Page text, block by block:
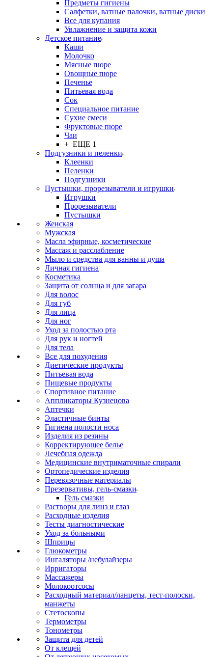
Предметы гигиены
Салфетки, ватные палочки, ватные диски
Все для купания
Увлажнение и защита кожи
Детское питание
Каши
Молочко
Мясные пюре
Овощные пюре
Печенье
Питьевая вода
Сок
Специальное питание
Сухие смеси
Фруктовые пюре
Чаи
+ ЕЩЕ 1
Подгузники и пеленки
Клеенки
Пеленки
Подгузники
Пустышки, прорезыватели и игрушки
Игрушки
Прорезыватели
Пустышки
Женская
Мужская
Масла эфирные, косметические
Массаж и расслабление
Мыло и средства для ванны и душа
Личная гигиена
Косметика
Защита от солнца и для загара
Для волос
Для губ
Для лица
Для ног
Уход за полостью рта
Для рук и ногтей
Для тела
Все для похудения
Диетические продукты
Питьевая вода
Пищевые продукты
Спортивное питание
Аппликаторы Кузнецова
Аптечки
Эластичные бинты
Гигиена полости носа
Изделия из резины
Корректирующее белье
Лечебная одежда
Медицинские внутриматочные спирали
Ортопедические изделия
Перевязочные материалы
Презервативы, гель-смазки
Гель смазки
Растворы для линз и глаз
Расходные изделия
Тесты диагностические
Уход за больными
Шприцы
Глюкометры
Ингаляторы /небулайзеры
Ирригаторы
Массажеры
Молокоотсосы
Расходный материал/ланцеты, тест-полоски,
манжеты
Стетоскопы
Термометры
Тонометры
Защита для детей
От клещей